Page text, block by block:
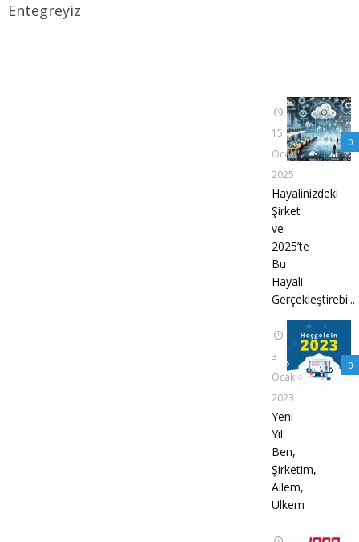
Entegreyiz
0
15
Ocak
2025
Hayalinizdeki
Şirket
ve
2025’te
Bu
Hayali
Gerçekleştirebi...
0
3
Ocak
2023
Yeni
Yıl:
Ben,
Şirketim,
Ailem,
Ülkem